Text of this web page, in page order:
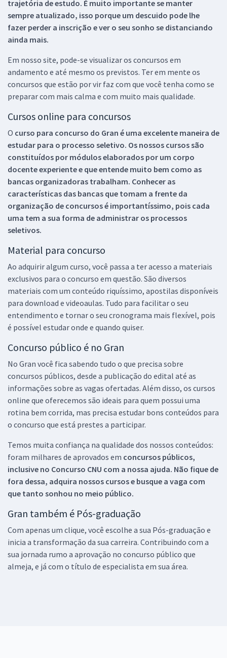
trajetória de estudo. É muito importante se manter
sempre atualizado, isso porque um descuido pode lhe
fazer perder a inscrição e ver o seu sonho se distanciando
ainda mais.
Em nosso site, pode-se visualizar os concursos em
andamento e até mesmo os previstos. Ter em mente os
concursos que estão por vir faz com que você tenha como se
preparar com mais calma e com muito mais qualidade.
Cursos online para concursos
O curso para concurso do Gran é uma excelente maneira de
estudar para o processo seletivo. Os nossos cursos são
constituídos por módulos elaborados por um corpo
docente experiente e que entende muito bem como as
bancas organizadoras trabalham. Conhecer as
características das bancas que tomam a frente da
organização de concursos é importantíssimo, pois cada
uma tem a sua forma de administrar os processos
seletivos.
Material para concurso
Ao adquirir algum curso, você passa a ter acesso a materiais
exclusivos para o concurso em questão. São diversos
materiais com um conteúdo riquíssimo, apostilas disponíveis
para download e videoaulas. Tudo para facilitar o seu
entendimento e tornar o seu cronograma mais flexível, pois
é possível estudar onde e quando quiser.
Concurso público é no Gran
No Gran você fica sabendo tudo o que precisa sobre
concursos públicos, desde a publicação do edital até as
informações sobre as vagas ofertadas. Além disso, os cursos
online que oferecemos são ideais para quem possui uma
rotina bem corrida, mas precisa estudar bons conteúdos para
o concurso que está prestes a participar.
Temos muita confiança na qualidade dos nossos conteúdos:
foram milhares de aprovados em concursos públicos,
inclusive no Concurso CNU com a nossa ajuda. Não fique de
fora dessa, adquira nossos cursos e busque a vaga com
que tanto sonhou no meio público.
Gran também é Pós-graduação
Com apenas um clique, você escolhe a sua Pós-graduação e
inicia a transformação da sua carreira. Contribuindo com a
sua jornada rumo a aprovação no concurso público que
almeja, e já com o título de especialista em sua área.